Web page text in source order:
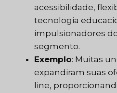
acessibilidade,
tecnologia
impulsionadores
segmento.
Exemplo: Muitas
expandiram suas
line,